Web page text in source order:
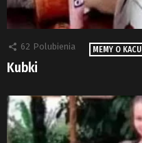
62 Polubienia MEMY O KACU
Kubki